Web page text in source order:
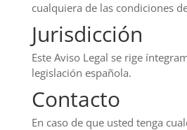
cualquiera de las condiciones
Jurisdicción
Este Aviso Legal se rige
legislación española.
Contacto
En caso de que usted tenga